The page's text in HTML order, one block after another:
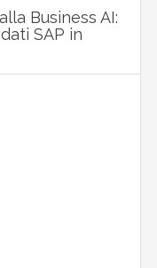
Business AI:
SAP in